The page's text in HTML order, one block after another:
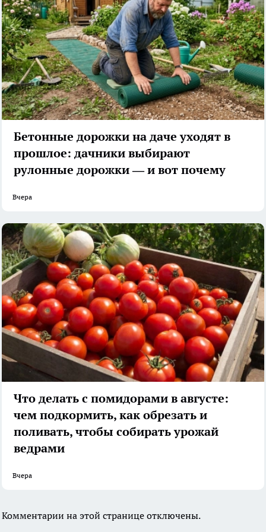
Бетонные дорожки на даче уходят в
прошлое: дачники выбирают
рулонные дорожки — и вот почему
Вчера
Что делать с помидорами в августе:
чем подкормить, как обрезать и
поливать, чтобы собирать урожай
ведрами
Вчера
Комментарии на этой странице отключены.